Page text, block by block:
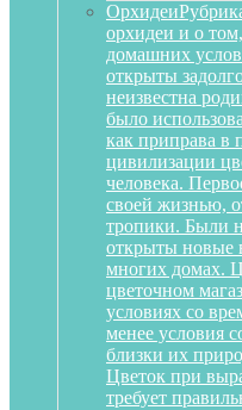
Орхидеи
орхидеи и о
домашних
открыты
неизвестна
было
как приправа в
цивилизации
человека.
своей жизнью,
тропики. Были
открыты новые
многих домах.
цветочном
условиях со
менее условия
близки их
Цветок при
требует